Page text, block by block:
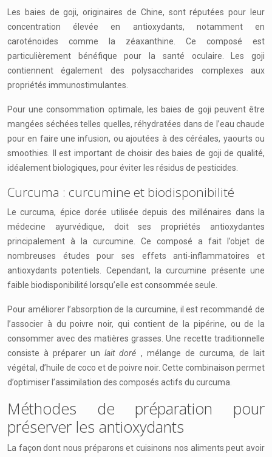
Les baies de goji, originaires de Chine, sont réputées pour leur
concentration élevée en antioxydants, notamment en
caroténoïdes comme la zéaxanthine. Ce composé est
particulièrement bénéfique pour la santé oculaire. Les goji
contiennent également des polysaccharides complexes aux
propriétés immunostimulantes.
Pour une consommation optimale, les baies de goji peuvent être
mangées séchées telles quelles, réhydratées dans de l’eau chaude
pour en faire une infusion, ou ajoutées à des céréales, yaourts ou
smoothies. Il est important de choisir des baies de goji de qualité,
idéalement biologiques, pour éviter les résidus de pesticides.
Curcuma : curcumine et biodisponibilité
Le curcuma, épice dorée utilisée depuis des millénaires dans la
médecine ayurvédique, doit ses propriétés antioxydantes
principalement à la curcumine. Ce composé a fait l’objet de
nombreuses études pour ses effets anti-inflammatoires et
antioxydants potentiels. Cependant, la curcumine présente une
faible biodisponibilité lorsqu’elle est consommée seule.
Pour améliorer l’absorption de la curcumine, il est recommandé de
l’associer à du poivre noir, qui contient de la pipérine, ou de la
consommer avec des matières grasses. Une recette traditionnelle
consiste à préparer unlait doré , mélange de curcuma, de lait
végétal, d’huile de coco et de poivre noir. Cette combinaison permet
d’optimiser l’assimilation des composés actifs du curcuma.
Méthodes de préparation pour
préserver les antioxydants
La façon dont nous préparons et cuisinons nos aliments peut avoir